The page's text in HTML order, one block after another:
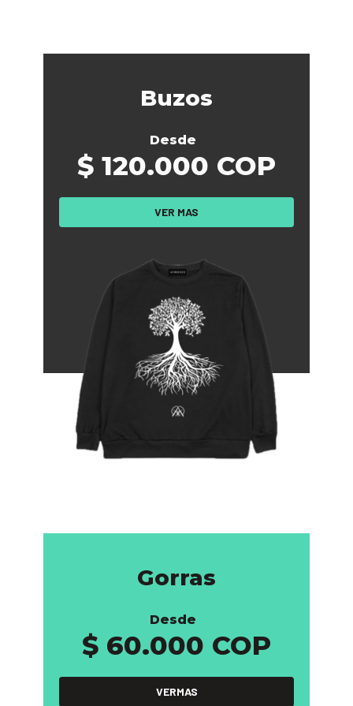
Buzos
Desde
$ 120.000 COP
VER MAS
Gorras
Desde
$ 60.000 COP
VERMAS